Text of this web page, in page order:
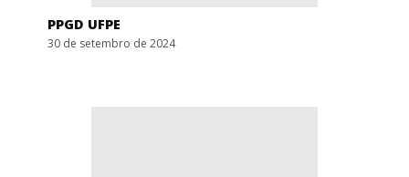
PPGD UFPE
30 de setembro de 2024